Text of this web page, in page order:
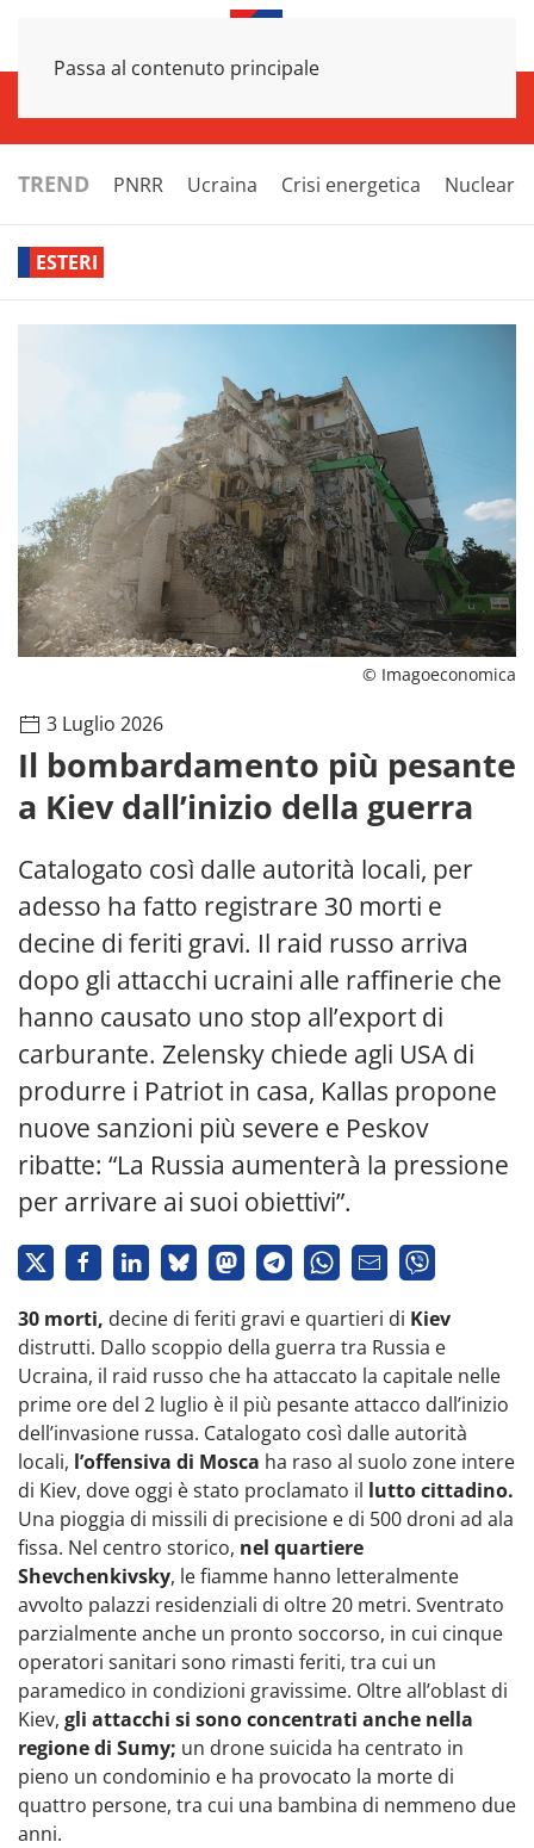
Passa al contenuto principale
TREND PNRR Ucraina Crisi energetica Nucleare
ESTERI
© Imagoeconomica
3 Luglio 2026
Il bombardamento più pesante
a Kiev dall’inizio della guerra
Catalogato così dalle autorità locali, per
adesso ha fatto registrare 30 morti e
decine di feriti gravi. Il raid russo arriva
dopo gli attacchi ucraini alle raffinerie che
hanno causato uno stop all’export di
carburante. Zelensky chiede agli USA di
produrre i Patriot in casa, Kallas propone
nuove sanzioni più severe e Peskov
ribatte: “La Russia aumenterà la pressione
per arrivare ai suoi obiettivi”.
30 morti, decine di feriti gravi e quartieri di Kiev
distrutti. Dallo scoppio della guerra tra Russia e
Ucraina, il raid russo che ha attaccato la capitale nelle
prime ore del 2 luglio è il più pesante attacco dall’inizio
dell’invasione russa. Catalogato così dalle autorità
locali, l’offensiva di Mosca ha raso al suolo zone intere
di Kiev, dove oggi è stato proclamato il lutto cittadino.
Una pioggia di missili di precisione e di 500 droni ad ala
fissa. Nel centro storico, nel quartiere
Shevchenkivsky, le fiamme hanno letteralmente
avvolto palazzi residenziali di oltre 20 metri. Sventrato
parzialmente anche un pronto soccorso, in cui cinque
operatori sanitari sono rimasti feriti, tra cui un
paramedico in condizioni gravissime. Oltre all’oblast di
Kiev, gli attacchi si sono concentrati anche nella
regione di Sumy; un drone suicida ha centrato in
pieno un condominio e ha provocato la morte di
quattro persone, tra cui una bambina di nemmeno due
anni.